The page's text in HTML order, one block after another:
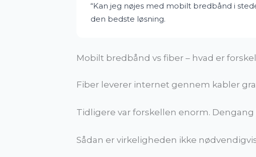
“Kan jeg nøjes med mobilt bredbånd i
den bedste løsning.
Mobilt bredbånd vs fiber – hvad er
Fiber leverer internet gennem kabler
Tidligere var forskellen enorm.
Sådan er virkeligheden ikke